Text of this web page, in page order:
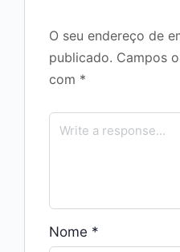
O seu endereço de
publicado. Campos
com *
Nome *